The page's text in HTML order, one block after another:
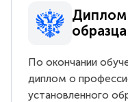
Диплом
образца
По окончании
диплом о
установленного